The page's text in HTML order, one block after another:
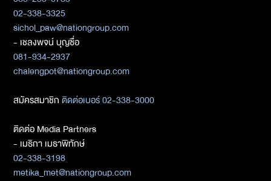
02-338-3325
sichol_paw@nationgroup.com
- เชลงพจน์ บุญซื่อ
081-934-2937
chalengpot@nationgroup.com
สมัครสมาชิกติดต่อเบอร์ 02-338-3000
ติดต่อ Media Partners
- เมธิกา เมธาพิทักษ์
02-338-3198
metika_met@nationgroup.com